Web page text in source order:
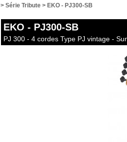
> Série Tribute > EKO - PJ300-SB
EKO - PJ300-SB
PJ 300 - 4 cordes Type PJ vintage -